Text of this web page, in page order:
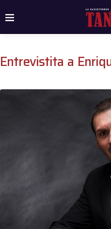
Entrevistita a